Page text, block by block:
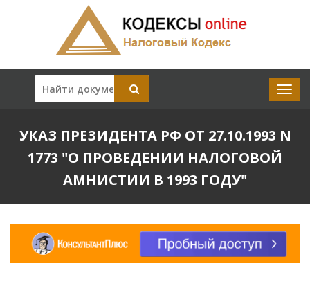
УКАЗ ПРЕЗИДЕНТА РФ ОТ 27.10.1993 N
1773 "О ПРОВЕДЕНИИ НАЛОГОВОЙ
АМНИСТИИ В 1993 ГОДУ"